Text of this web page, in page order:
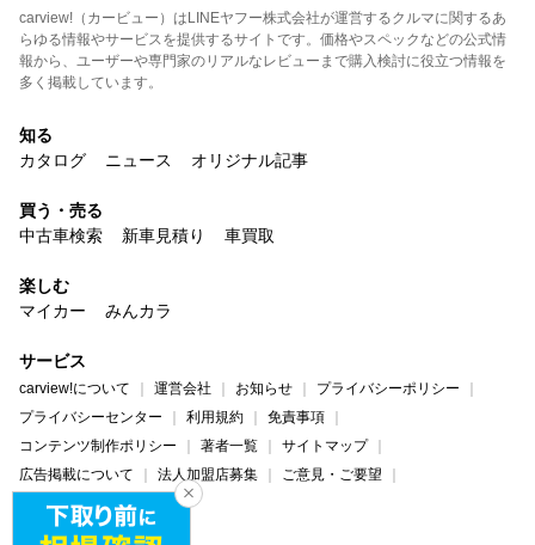
carview!（カービュー）はLINEヤフー株式会社が運営するクルマに関するあ
らゆる情報やサービスを提供するサイトです。価格やスペックなどの公式情
報から、ユーザーや専門家のリアルなレビューまで購入検討に役立つ情報を
多く掲載しています。
知る
カタログ
ニュース オリジナル記事
買う・売る
中古車検索
新車見積り 車買取
楽しむ
マイカー
みんカラ
サービス
carview!について 運営会社 お知らせ
プライバシーポリシー
プライバシーセンター
利用規約
免責事項
コンテンツ制作ポリシー
著者一覧
サイトマップ
広告掲載について
法人加盟店募集
ご意見・ご要望
ヘルプ・お問い合わせ